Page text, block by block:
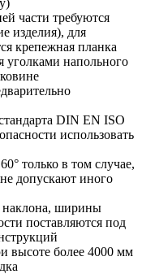
части требуются
изделия), для
крепежная планка
уголками напольного
DIN EN ISO
использовать
только в том случае,
допускают иного
наклона, ширины
поставляются под
высоте более 4000 мм